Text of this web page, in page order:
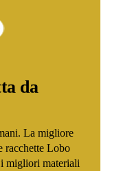
da
La migliore
racchette Lobo
i migliori materiali